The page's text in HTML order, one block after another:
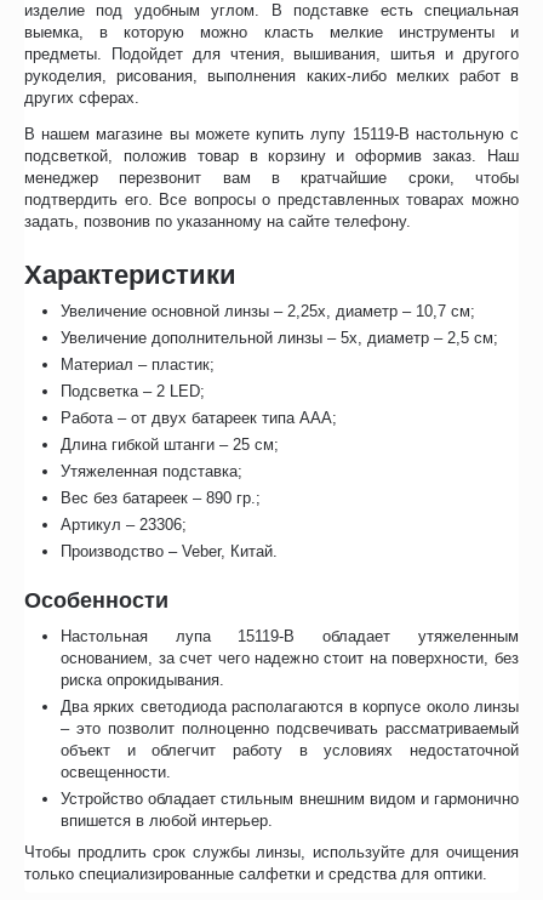
изделие под удобным углом. В подставке есть специальная
выемка, в которую можно класть мелкие инструменты и
предметы. Подойдет для чтения, вышивания, шитья и другого
рукоделия, рисования, выполнения каких-либо мелких работ в
других сферах.
В нашем магазине вы можете купить лупу 15119-B настольную с
подсветкой, положив товар в корзину и оформив заказ. Наш
менеджер перезвонит вам в кратчайшие сроки, чтобы
подтвердить его. Все вопросы о представленных товарах можно
задать, позвонив по указанному на сайте телефону.
Характеристики
Увеличение основной линзы – 2,25х, диаметр – 10,7 см;
Увеличение дополнительной линзы – 5х, диаметр – 2,5 см;
Материал – пластик;
Подсветка – 2 LED;
Работа – от двух батареек типа ААА;
Длина гибкой штанги – 25 см;
Утяжеленная подставка;
Вес без батареек – 890 гр.;
Артикул – 23306;
Производство – Veber, Китай.
Особенности
Настольная лупа 15119-B обладает утяжеленным
основанием, за счет чего надежно стоит на поверхности, без
риска опрокидывания.
Два ярких светодиода располагаются в корпусе около линзы
– это позволит полноценно подсвечивать рассматриваемый
объект и облегчит работу в условиях недостаточной
освещенности.
Устройство обладает стильным внешним видом и гармонично
впишется в любой интерьер.
Чтобы продлить срок службы линзы, используйте для очищения
только специализированные салфетки и средства для оптики.